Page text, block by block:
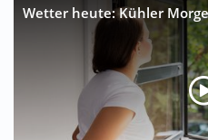
Wetter heute: Kühler